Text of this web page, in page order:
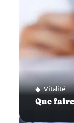
Vitalité
Que